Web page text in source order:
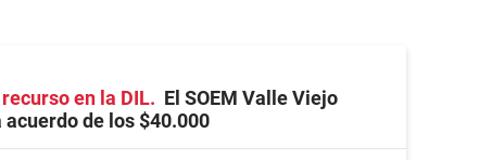
en la DIL
El SOEM Valle Viejo
de los $40.000